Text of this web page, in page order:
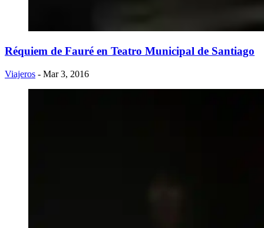
Réquiem de Fauré en Teatro Municipal de Santiago
Viajeros - Mar 3, 2016